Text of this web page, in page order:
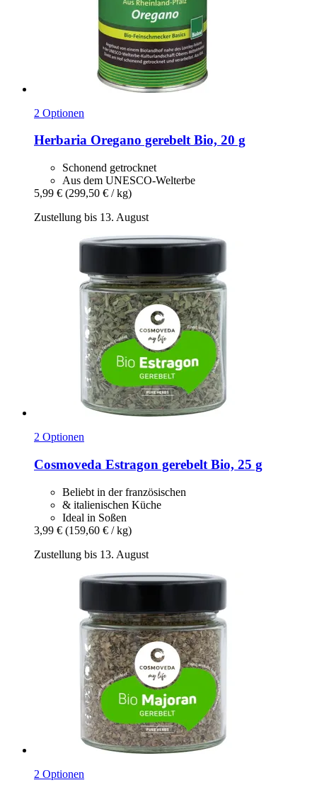
2 Optionen
Herbaria Oregano gerebelt Bio, 20 g
Schonend getrocknet
Aus dem UNESCO-Welterbe
5,99 € (299,50 € / kg)
Zustellung bis 13. August
2 Optionen
Cosmoveda Estragon gerebelt Bio, 25 g
Beliebt in der französischen
& italienischen Küche
Ideal in Soßen
3,99 € (159,60 € / kg)
Zustellung bis 13. August
2 Optionen